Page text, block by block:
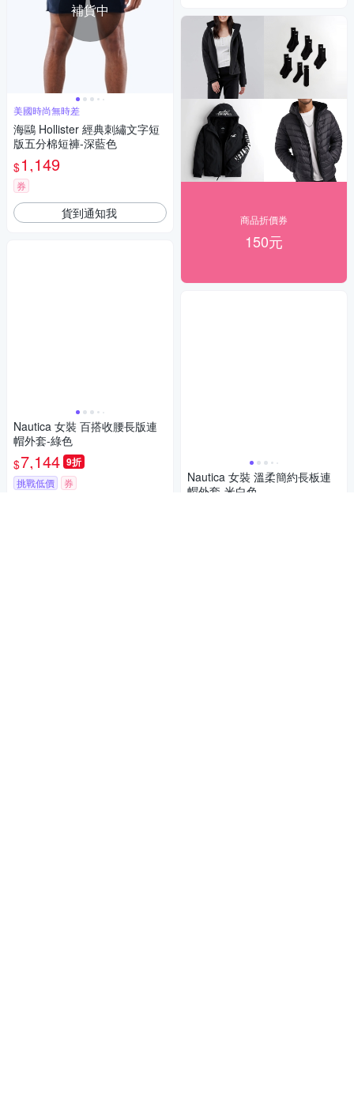
補貨中
美國時尚無時差
海鷗 Hollister 經典刺繡文字短
版五分棉短褲-深藍色
$1,149
券
貨到通知我
Nautica 女裝 百搭收腰長版連
帽外套-綠色
$7,144 9折
挑戰低價 券
商品折價券
150元
Nautica 女裝 溫柔簡約長板連
帽外套-米白色